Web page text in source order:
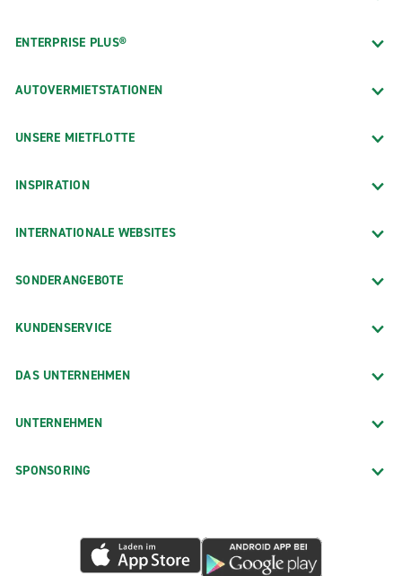
ENTERPRISE PLUS®
AUTOVERMIETSTATIONEN
UNSERE MIETFLOTTE
INSPIRATION
INTERNATIONALE WEBSITES
SONDERANGEBOTE
KUNDENSERVICE
DAS UNTERNEHMEN
UNTERNEHMEN
SPONSORING